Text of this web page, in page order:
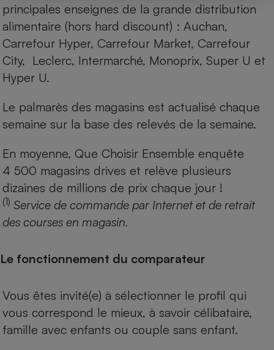
principales enseignes de la grande distribution
alimentaire (hors hard discount) : Auchan,
Carrefour Hyper, Carrefour Market, Carrefour
City, Leclerc, Intermarché, Monoprix, Super U et
Hyper U.
Le palmarès des magasins est actualisé chaque
semaine sur la base des relevés de la semaine.
En moyenne, Que Choisir Ensemble enquête
4 500 magasins drives et relève plusieurs
dizaines de millions de prix chaque jour !
(1) Service de commande par Internet et de retrait
des courses en magasin.
Le fonctionnement du comparateur
Vous êtes invité(e) à sélectionner le profil qui
vous correspond le mieux, à savoir célibataire,
famille avec enfants ou couple sans enfant.